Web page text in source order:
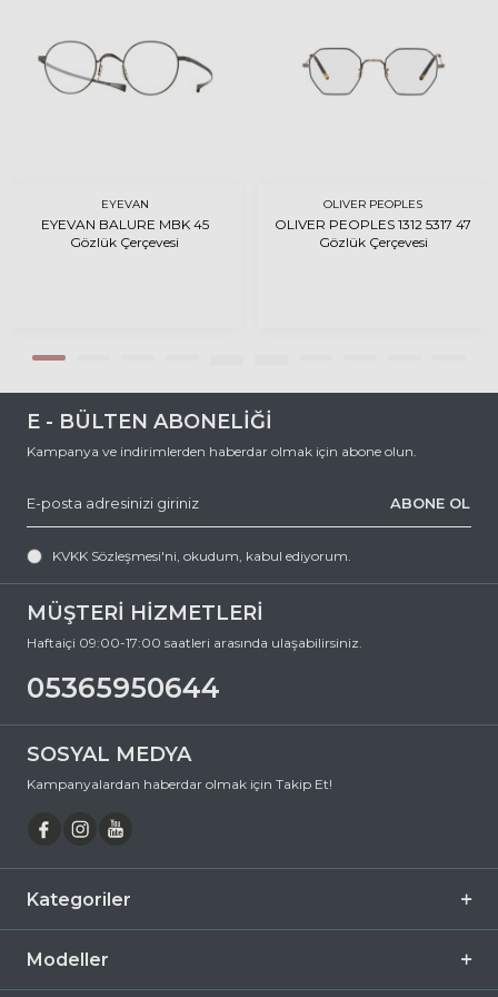
EYEVAN
EYEVAN BALURE MBK 45
Gözlük Çerçevesi
OLIVER PEOPLES
OLIVER PEOPLES 1312 5317 47
Gözlük Çerçevesi
MÜŞTERİ HİZMETLERİ
Haftaiçi 09:00-17:00 saatleri arasında ulaşabilirsiniz.
05365950644
E - BÜLTEN ABONELİĞİ
Kampanya ve indirimlerden haberdar olmak için abone olun.
ABONE OL
KVKK Sözleşmesi'ni , okudum, kabul ediyorum.
SOSYAL MEDYA
Kampanyalardan haberdar olmak için Takip Et!
Kategoriler
Modeller